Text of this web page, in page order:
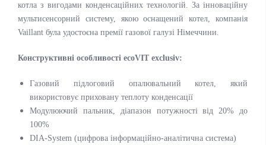
котла з вигодами конденсаційних технологій. За інноваційну
мультисенсорний систему, якою оснащений котел, компанія
Vaillant була удостоєна премії газової галузі Німеччини.
Конструктивні особливості ecoVIT exclusiv:
Газовий підлоговий опалювальний котел, який
використовує приховану теплоту конденсації
Модулюючий пальник, діапазон потужності від 20% до
100%
DIA-System (цифрова інформаційно-аналітична система)